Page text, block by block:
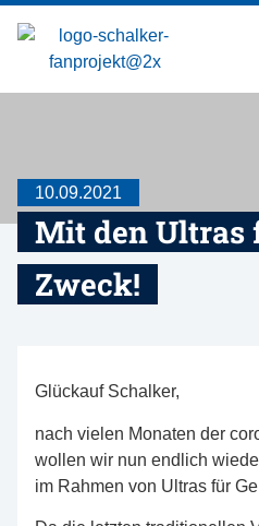
10.09.2021
Mit den Ultras
Zweck!
Glückauf Schalker,
nach vielen Monaten der
wollen wir nun endlich
im Rahmen von Ultras für